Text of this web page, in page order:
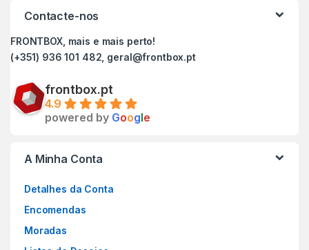
Contacte-nos
FRONTBOX, mais e mais perto!
(+351) 936 101 482, geral@frontbox.pt
frontbox.pt
4.9
powered by Google
A Minha Conta
Detalhes da Conta
Encomendas
Moradas